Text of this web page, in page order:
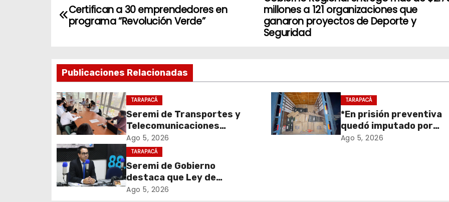
a
e
g
a
c
i
ó
n
millones a 121 organizaciones que
ganaron proyectos de Deporte y
Seguridad
Certifican a 30 emprendedores en
programa “Revolución Verde”
Publicaciones Relacionadas
TARAPACÁ
Seremi de Transportes y
Telecomunicaciones
encabezó primera mesa de
coordinación para el retiro
de cables en desuso en
Iquique
Ago 5, 2026
TARAPACÁ
*En prisión preventiva
quedó imputado por
receptación de
Ago 5, 2026
TARAPACÁ
Seremi de Gobierno
destaca que Ley de
Reconstrucción Nacional
Ago 5, 2026